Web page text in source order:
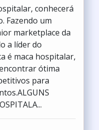
conhecerá
Fazendo um
marketplace da
a líder do
é maca hospitalar,
ótima
para